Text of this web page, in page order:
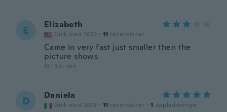
E Elizabeth
Gick med 2022 · 11 recensioner
Came in very fast just smaller then the
picture shows
för 3 år sen
D Daniela
Gick med 2018 · 11 recensioner · 1 uppladdningar